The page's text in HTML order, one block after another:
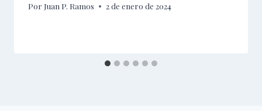
Por Juan P. Ramos 2 de enero de 2024